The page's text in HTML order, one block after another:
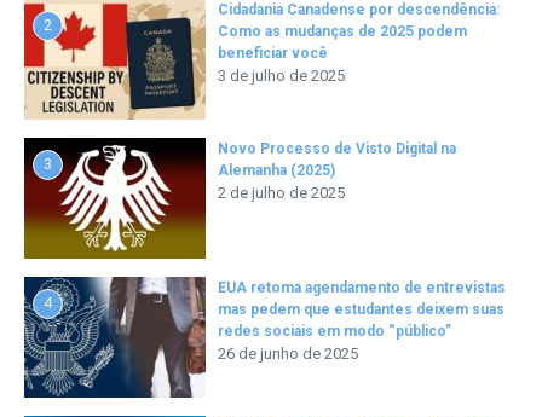
2
Cidadania Canadense por descendência:
Como as mudanças de 2025 podem
beneficiar você
3 de julho de 2025
3
Novo Processo de Visto Digital na
Alemanha (2025)
2 de julho de 2025
4
EUA retoma agendamento de entrevistas
mas pedem que estudantes deixem suas
redes sociais em modo “público”
26 de junho de 2025